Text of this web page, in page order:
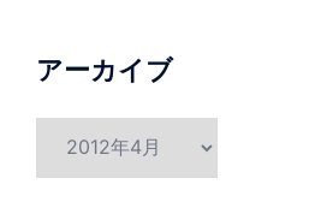
アーカイブ